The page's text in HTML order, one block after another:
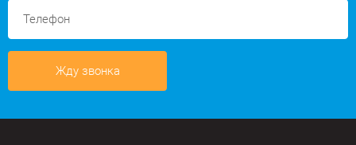
Жду звонка